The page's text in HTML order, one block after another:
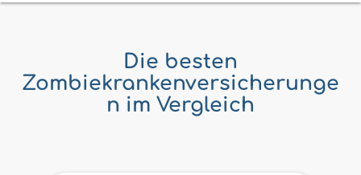
Die besten
Zombiekrankenversicherunge
n im Vergleich